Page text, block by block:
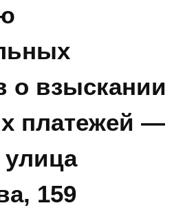
о взыскании
платежей —
улица
159